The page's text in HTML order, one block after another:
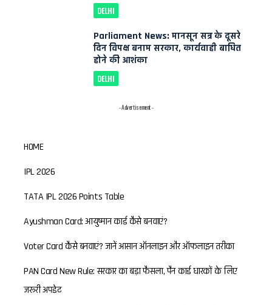
DELHI
Parliament News: मानसून सत्र के दूसरे
दिन विपक्ष बनाम सरकार, कार्यवाही बाधित
होने की आशंका
DELHI
- Advertisement -
HOME
IPL 2026
TATA IPL 2026 Points Table
Ayushman Card: आयुष्मान कार्ड कैसे बनवाएं?
Voter Card कैसे बनवाएं? जानें आसान ऑनलाइन और ऑफलाइन तरीका
PAN Card New Rule: सरकार का बड़ा फैसला, पैन कार्ड धारकों के लिए
जरूरी अपडेट